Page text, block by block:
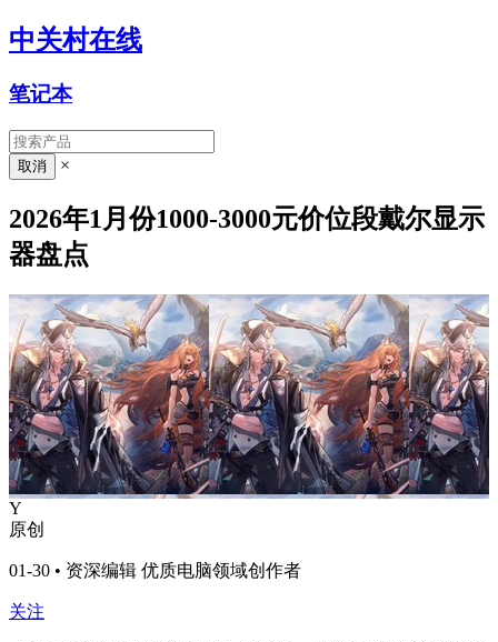
中关村在线
笔记本
×
2026年1月份1000-3000元价位段戴尔显示
器盘点
Y
原创
01-30 • 资深编辑 优质电脑领域创作者
关注